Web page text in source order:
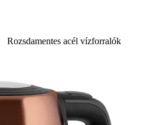
Rozsdamentes acél vízforralók